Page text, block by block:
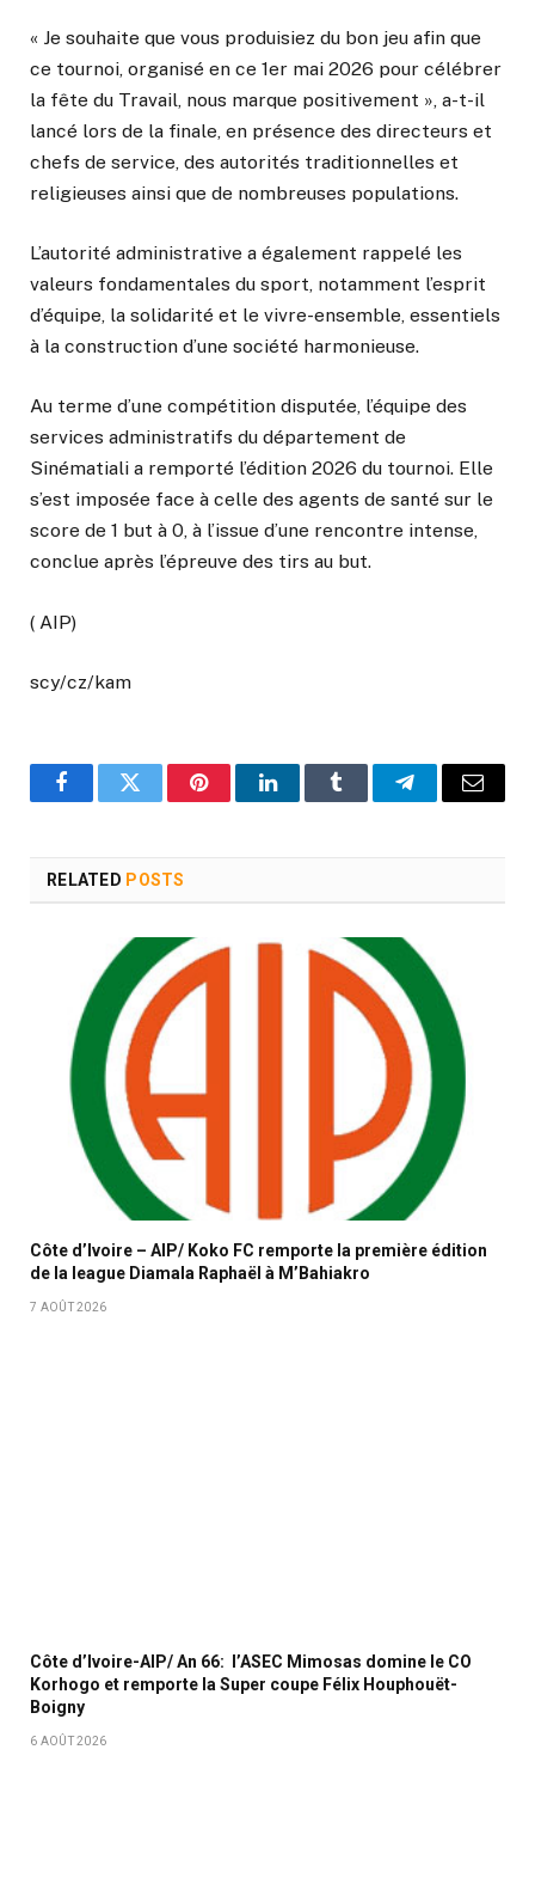
« Je souhaite que vous produisiez du bon jeu afin que
ce tournoi, organisé en ce 1er mai 2026 pour célébrer
la fête du Travail, nous marque positivement », a-t-il
lancé lors de la finale, en présence des directeurs et
chefs de service, des autorités traditionnelles et
religieuses ainsi que de nombreuses populations.
L’autorité administrative a également rappelé les
valeurs fondamentales du sport, notamment l’esprit
d’équipe, la solidarité et le vivre-ensemble, essentiels
à la construction d’une société harmonieuse.
Au terme d’une compétition disputée, l’équipe des
services administratifs du département de
Sinématiali a remporté l’édition 2026 du tournoi. Elle
s’est imposée face à celle des agents de santé sur le
score de 1 but à 0, à l’issue d’une rencontre intense,
conclue après l’épreuve des tirs au but.
( AIP)
scy/cz/kam
FacebookTwitter PinterestLinkedInTumblr TelegramEmail
RELATED POSTS
Côte d’Ivoire – AIP/ Koko FC remporte la première édition
de la league Diamala Raphaël à M’Bahiakro
7 AOÛT 2026
Côte d’Ivoire-AIP/ An 66: l’ASEC Mimosas domine le CO
Korhogo et remporte la Super coupe Félix Houphouët-
Boigny
6 AOÛT 2026